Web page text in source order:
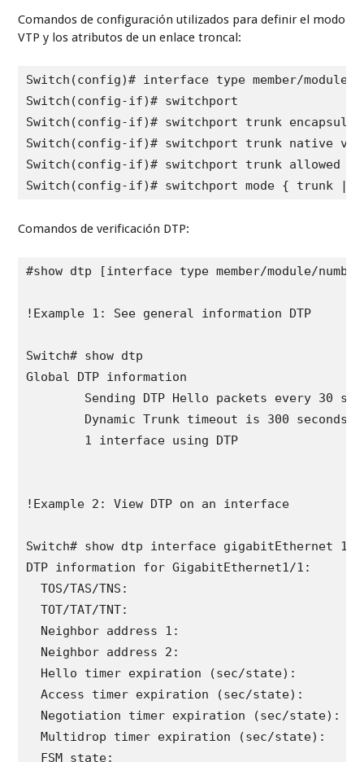
Comandos de configuración utilizados para definir el modo
Switch(config)# interface type member/module/
Switch(config-if)# switchport
Switch(config-if)# switchport trunk
Switch(config-if)# switchport trunk native
Switch(config-if)# switchport trunk
Switch# show dtp
Global DTP information
Sending DTP Hello packets every 30
Dynamic Trunk timeout is 300 seconds
Switch# show dtp interface gigabitEthernet 1/1
DTP information for GigabitEthernet1/1:
TOS/TAS/TNS:
TOT/TAT/TNT:
Neighbor address 1:
Neighbor address 2:
Hello timer expiration (sec/state):       16/
Access timer expiration (sec/state):
Negotiation timer expiration (sec/state):
Multidrop timer expiration (sec/state):